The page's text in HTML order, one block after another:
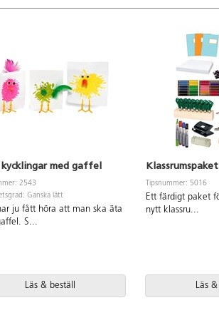
med gaffel
2543
Ganska lätt
ju fått höra att man ska äta
S...
Läs & beställ
Klassrumspaket
Tipsnummer: 5016
Ett färdigt paket
nytt klassru...
Läs &